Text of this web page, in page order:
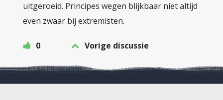
uitgeroeid. Principes wegen blijkbaar niet altijd
even zwaar bij extremisten.
0 Vorige discussie